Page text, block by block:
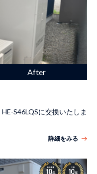
S46LQSに交換いたしま
詳細をみる